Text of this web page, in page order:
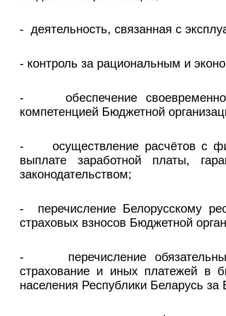
- деятельность, связанная с
- контроль за рациональным и
- обеспечение
компетенцией Бюджетной
- осуществление расчётов с
выплате заработной платы,
законодательством;
- перечисление Белорусскому
страховых взносов Бюджетной
- перечисление обязательных
страхование и иных платежей в
населения Республики Беларусь